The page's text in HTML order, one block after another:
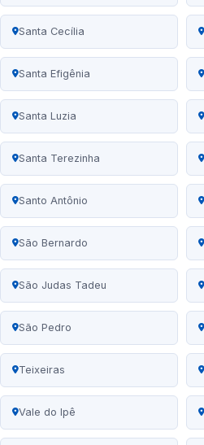
Santa Cecília
Santa Efigênia
Santa Luzia
Santa Terezinha
Santo Antônio
São Bernardo
São Judas Tadeu
São Pedro
Teixeiras
Vale do Ipê